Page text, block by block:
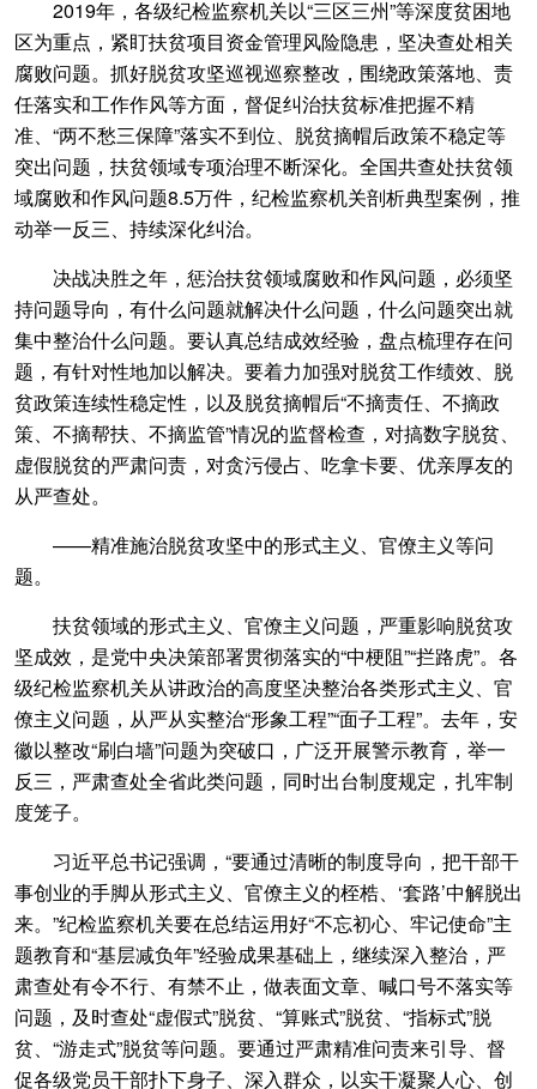
2019年，各级纪检监察机关以“三区三州”等深度贫困地
区为重点，紧盯扶贫项目资金管理风险隐患，坚决查处相关
腐败问题。抓好脱贫攻坚巡视巡察整改，围绕政策落地、责
任落实和工作作风等方面，督促纠治扶贫标准把握不精
准、“两不愁三保障”落实不到位、脱贫摘帽后政策不稳定等
突出问题，扶贫领域专项治理不断深化。全国共查处扶贫领
域腐败和作风问题8.5万件，纪检监察机关剖析典型案例，推
动举一反三、持续深化纠治。
决战决胜之年，惩治扶贫领域腐败和作风问题，必须坚
持问题导向，有什么问题就解决什么问题，什么问题突出就
集中整治什么问题。要认真总结成效经验，盘点梳理存在问
题，有针对性地加以解决。要着力加强对脱贫工作绩效、脱
贫政策连续性稳定性，以及脱贫摘帽后“不摘责任、不摘政
策、不摘帮扶、不摘监管”情况的监督检查，对搞数字脱贫、
虚假脱贫的严肃问责，对贪污侵占、吃拿卡要、优亲厚友的
从严查处。
——精准施治脱贫攻坚中的形式主义、官僚主义等问
题。
扶贫领域的形式主义、官僚主义问题，严重影响脱贫攻
坚成效，是党中央决策部署贯彻落实的“中梗阻”“拦路虎”。各
级纪检监察机关从讲政治的高度坚决整治各类形式主义、官
僚主义问题，从严从实整治“形象工程”“面子工程”。去年，安
徽以整改“刷白墙”问题为突破口，广泛开展警示教育，举一
反三，严肃查处全省此类问题，同时出台制度规定，扎牢制
度笼子。
习近平总书记强调，“要通过清晰的制度导向，把干部干
事创业的手脚从形式主义、官僚主义的桎梏、‘套路’中解脱出
来。”纪检监察机关要在总结运用好“不忘初心、牢记使命”主
题教育和“基层减负年”经验成果基础上，继续深入整治，严
肃查处有令不行、有禁不止，做表面文章、喊口号不落实等
问题，及时查处“虚假式”脱贫、“算账式”脱贫、“指标式”脱
贫、“游走式”脱贫等问题。要通过严肃精准问责来引导、督
促各级党员干部扑下身子、深入群众，以实干凝聚人心、创